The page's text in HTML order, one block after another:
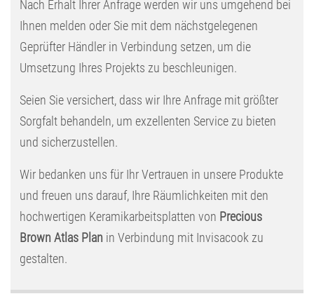
Nach Erhalt Ihrer Anfrage werden wir uns umgehend bei
Ihnen melden oder Sie mit dem nächstgelegenen
Geprüfter Händler in Verbindung setzen, um die
Umsetzung Ihres Projekts zu beschleunigen.
Seien Sie versichert, dass wir Ihre Anfrage mit größter
Sorgfalt behandeln, um exzellenten Service zu bieten
und sicherzustellen.
Wir bedanken uns für Ihr Vertrauen in unsere Produkte
und freuen uns darauf, Ihre Räumlichkeiten mit den
hochwertigen Keramikarbeitsplatten von Precious
Brown Atlas Plan in Verbindung mit Invisacook zu
gestalten.